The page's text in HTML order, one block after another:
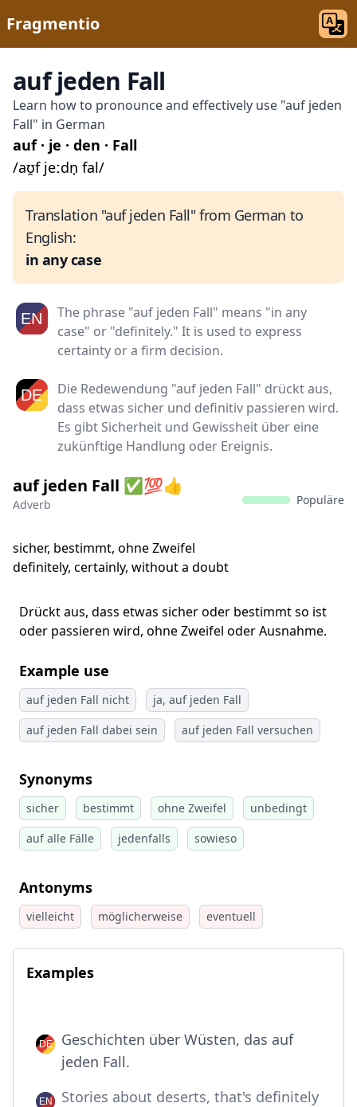
Fragmentio
auf jeden Fall
Learn how to pronounce and effectively use "auf jeden
Fall" in German
auf · je · den · Fall
/aʊ̯f jeːdn̩ fal/
Translation "auf jeden Fall" from German to
English:
in any case
The phrase "auf jeden Fall" means "in any
case" or "definitely." It is used to express
certainty or a firm decision.
Die Redewendung "auf jeden Fall" drückt aus,
dass etwas sicher und definitiv passieren wird.
Es gibt Sicherheit und Gewissheit über eine
zukünftige Handlung oder Ereignis.
auf jeden Fall ✅💯👍
Adverb Populäre
sicher, bestimmt, ohne Zweifel
definitely, certainly, without a doubt
Drückt aus, dass etwas sicher oder bestimmt so ist
oder passieren wird, ohne Zweifel oder Ausnahme.
Example use
auf jeden Fall nicht
ja, auf jeden Fall
auf jeden Fall dabei sein
auf jeden Fall versuchen
Synonyms
sicher bestimmt ohne Zweifel
unbedingt
auf alle Fälle
jedenfalls sowieso
Antonyms
vielleicht möglicherweise eventuell
Examples
Geschichten über Wüsten, das auf
jeden Fall.
Stories about deserts, that's definitely